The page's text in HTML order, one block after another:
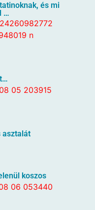
és mi
…
asztalát
koszos